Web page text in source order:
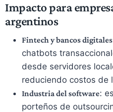
Impacto para
argentinos
Fintech y bancos digitales
chatbots
desde servidores
reduciendo costos de
Industria del software:
porteños de